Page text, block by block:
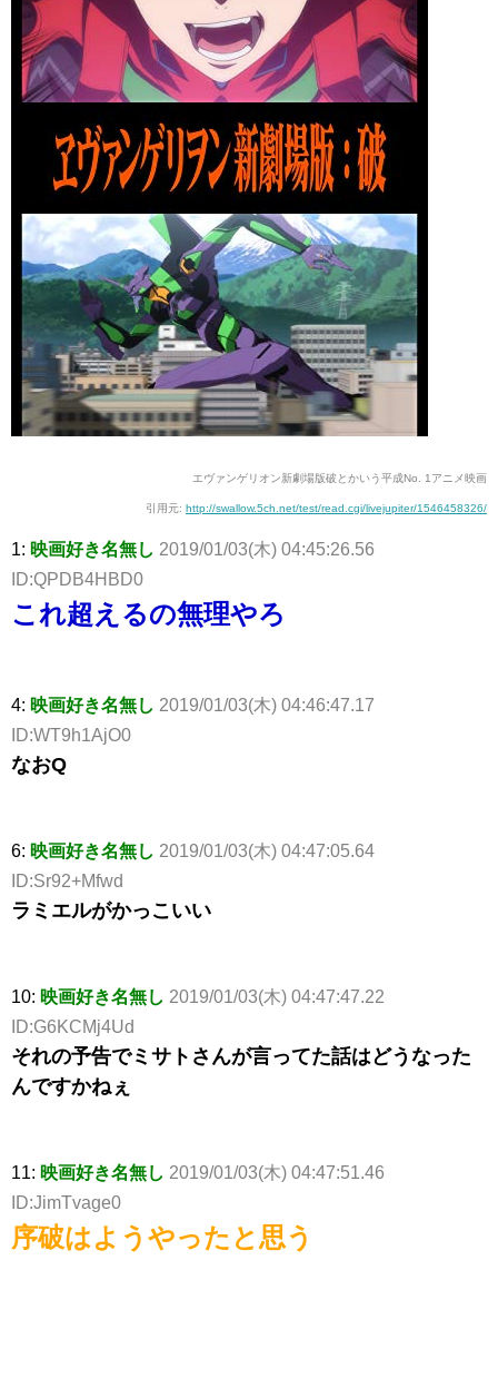
エヴァンゲリオン新劇場版破とかいう平成No. 1アニメ映画
引用元: http://swallow.5ch.net/test/read.cgi/livejupiter/1546458326/
1: 映画好き名無し 2019/01/03(木) 04:45:26.56
ID:QPDB4HBD0
これ超えるの無理やろ
4: 映画好き名無し 2019/01/03(木) 04:46:47.17
ID:WT9h1AjO0
なおQ
6: 映画好き名無し 2019/01/03(木) 04:47:05.64
ID:Sr92+Mfwd
ラミエルがかっこいい
10: 映画好き名無し 2019/01/03(木) 04:47:47.22
ID:G6KCMj4Ud
それの予告でミサトさんが言ってた話はどうなった
んですかねぇ
11: 映画好き名無し 2019/01/03(木) 04:47:51.46
ID:JimTvage0
序破はようやったと思う